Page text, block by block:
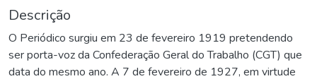
Descrição
O Periódico surgiu em 23 de fevereiro 1919 pretendendo
ser porta-voz da Confederação Geral do Trabalho (CGT) que
data do mesmo ano. A 7 de fevereiro de 1927, em virtude